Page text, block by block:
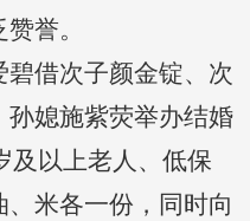
誉。
借次子颜金锭、次
媳施紫荧举办结婚
及以上老人、低保
米各一份，同时向